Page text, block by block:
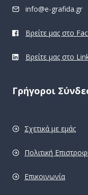
info@e-grafida.gr
Βρείτε μας στο
Βρείτε μας στο
Γρήγοροι
Σχετικά με εμάς
Πολιτική
Επικοινωνία